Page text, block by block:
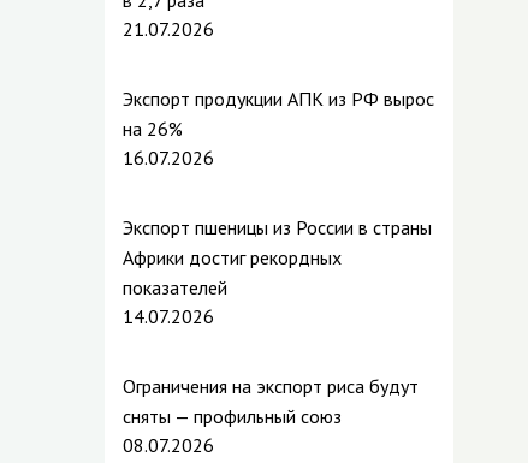
21.07.2026
Экспорт продукции АПК из РФ вырос
на 26%
16.07.2026
Экспорт пшеницы из России в страны
Африки достиг рекордных
показателей
14.07.2026
Ограничения на экспорт риса будут
сняты — профильный союз
08.07.2026